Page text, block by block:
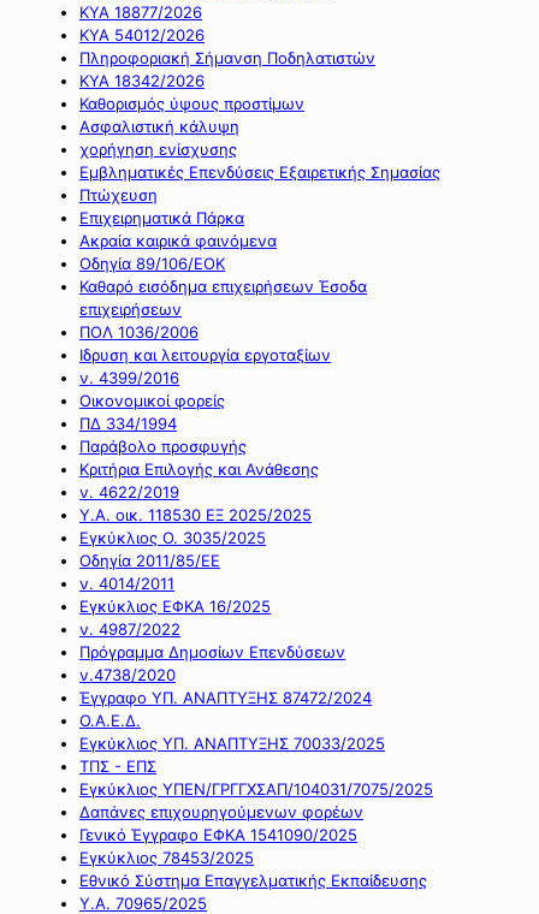
ΚΥΑ 18877/2026
ΚΥΑ 54012/2026
Πληροφοριακή Σήμανση Ποδηλατιστών
ΚΥΑ 18342/2026
Καθορισμός ύψους προστίμων
Ασφαλιστική κάλυψη
χορήγηση ενίσχυσης
Εμβληματικές Επενδύσεις Εξαιρετικής Σημασίας
Πτώχευση
Επιχειρηματικά Πάρκα
Ακραία καιρικά φαινόμενα
Οδηγία 89/106/ΕΟΚ
Καθαρό εισόδημα επιχειρήσεων Έσοδα
επιχειρήσεων
ΠΟΛ 1036/2006
Ιδρυση και λειτουργία εργοταξίων
ν. 4399/2016
Οικονομικοί φορείς
ΠΔ 334/1994
Παράβολο προσφυγής
Κριτήρια Επιλογής και Ανάθεσης
ν. 4622/2019
Υ.Α. οικ. 118530 ΕΞ 2025/2025
Εγκύκλιος Ο. 3035/2025
Οδηγία 2011/85/ΕΕ
ν. 4014/2011
Εγκύκλιος ΕΦΚΑ 16/2025
ν. 4987/2022
Πρόγραμμα Δημοσίων Επενδύσεων
ν.4738/2020
Έγγραφο ΥΠ. ΑΝΑΠΤΥΞΗΣ 87472/2024
Ο.Α.Ε.Δ.
Εγκύκλιος ΥΠ. ΑΝΑΠΤΥΞΗΣ 70033/2025
ΤΠΣ - ΕΠΣ
Εγκύκλιος ΥΠΕΝ/ΓΡΓΓΧΣΑΠ/104031/7075/2025
Δαπάνες επιχουρηγούμενων φορέων
Γενικό Έγγραφο ΕΦΚΑ 1541090/2025
Εγκύκλιος 78453/2025
Εθνικό Σύστημα Επαγγελματικής Εκπαίδευσης
Υ.Α. 70965/2025